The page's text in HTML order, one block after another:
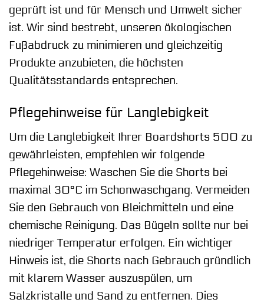
geprüft ist und für Mensch und Umwelt sicher
ist. Wir sind bestrebt, unseren ökologischen
Fußabdruck zu minimieren und gleichzeitig
Produkte anzubieten, die höchsten
Qualitätsstandards entsprechen.
Pflegehinweise für Langlebigkeit
Um die Langlebigkeit Ihrer Boardshorts 500 zu
gewährleisten, empfehlen wir folgende
Pflegehinweise: Waschen Sie die Shorts bei
maximal 30°C im Schonwaschgang. Vermeiden
Sie den Gebrauch von Bleichmitteln und eine
chemische Reinigung. Das Bügeln sollte nur bei
niedriger Temperatur erfolgen. Ein wichtiger
Hinweis ist, die Shorts nach Gebrauch gründlich
mit klarem Wasser auszuspülen, um
Salzkristalle und Sand zu entfernen. Dies